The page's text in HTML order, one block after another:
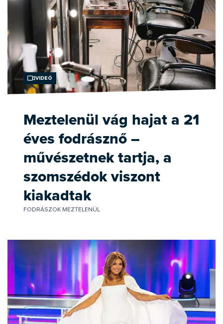
Videó
Meztelenül vág hajat a 21
éves fodrásznő –
művészetnek tartja, a
szomszédok viszont
kiakadtak
FODRÁSZOK MEZTELENÜL